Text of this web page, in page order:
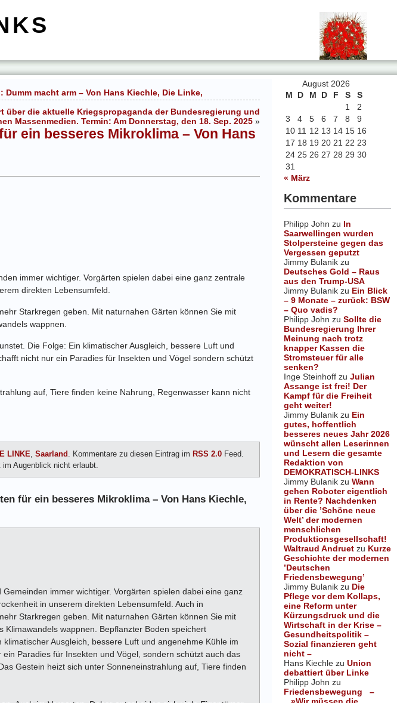
August 2026
M
D M D F S
S
1
2
3
4 5 6 7 8
9
10 11 12 13 14 15 16
17 18 19 20 21 22 23
24 25 26 27 28 29 30
31
« März
Kommentare
Philipp John zu In
Saarwellingen wurden
Stolpersteine gegen das
Vergessen geputzt
Jimmy Bulanik zu
Deutsches Gold – Raus
aus den Trump-USA
Jimmy Bulanik zu Ein Blick
– 9 Monate – zurück: BSW
– Quo vadis?
Philipp John zu Sollte die
Bundesregierung Ihrer
Meinung nach trotz
knapper Kassen die
Stromsteuer für alle
senken?
Inge Steinhoff zu Julian
Assange ist frei! Der
Kampf für die Freiheit
geht weiter!
Jimmy Bulanik zu Ein
gutes, hoffentlich
besseres neues Jahr 2026
wünscht allen Leserinnen
und Lesern die gesamte
Redaktion von
DEMOKRATISCH-LINKS
Jimmy Bulanik zu Wann
gehen Roboter eigentlich
in Rente? Nachdenken
über die ’Schöne neue
Welt’ der modernen
menschlichen
Produktionsgesellschaft!
Waltraud Andruet zu Kurze
Geschichte der modernen
’Deutschen
Friedensbewegung’
Jimmy Bulanik zu Die
Pflege vor dem Kollaps,
eine Reform unter
Kürzungsdruck und die
Wirtschaft in der Krise –
Gesundheitspolitik –
Sozial finanzieren geht
nicht –
Hans Kiechle zu Union
debattiert über Linke
Philipp John zu
Friedensbewegung –
»Wir müssen die
macht arm – Von Hans Kiechle, Die Linke,
über die aktuelle Kriegspropaganda der Bundesregierung und
Massenmedien. Termin: Am Donnerstag, den 18. Sep. 2025 »
ein besseres Mikroklima – Von Hans
immer wichtiger. Vorgärten spielen dabei eine ganz zentrale
direkten Lebensumfeld.
Starkregen geben. Mit naturnahen Gärten können Sie mit
wappnen.
Die Folge: Ein klimatischer Ausgleich, bessere Luft und
nicht nur ein Paradies für Insekten und Vögel sondern schützt
auf, Tiere finden keine Nahrung, Regenwasser kann nicht
LINKE, Saarland . Kommentare zu diesen Eintrag im RSS 2.0 Feed.
Augenblick nicht erlaubt.
für ein besseres Mikroklima – Von Hans Kiechle,
immer wichtiger. Vorgärten spielen dabei eine ganz
in unserem direkten Lebensumfeld. Auch in
Starkregen geben. Mit naturnahen Gärten können Sie mit
wappnen. Bepflanzter Boden speichert
Ausgleich, bessere Luft und angenehme Kühle im
Paradies für Insekten und Vögel, sondern schützt auch das
Gestein heizt sich unter Sonneneinstrahlung auf, Tiere finden